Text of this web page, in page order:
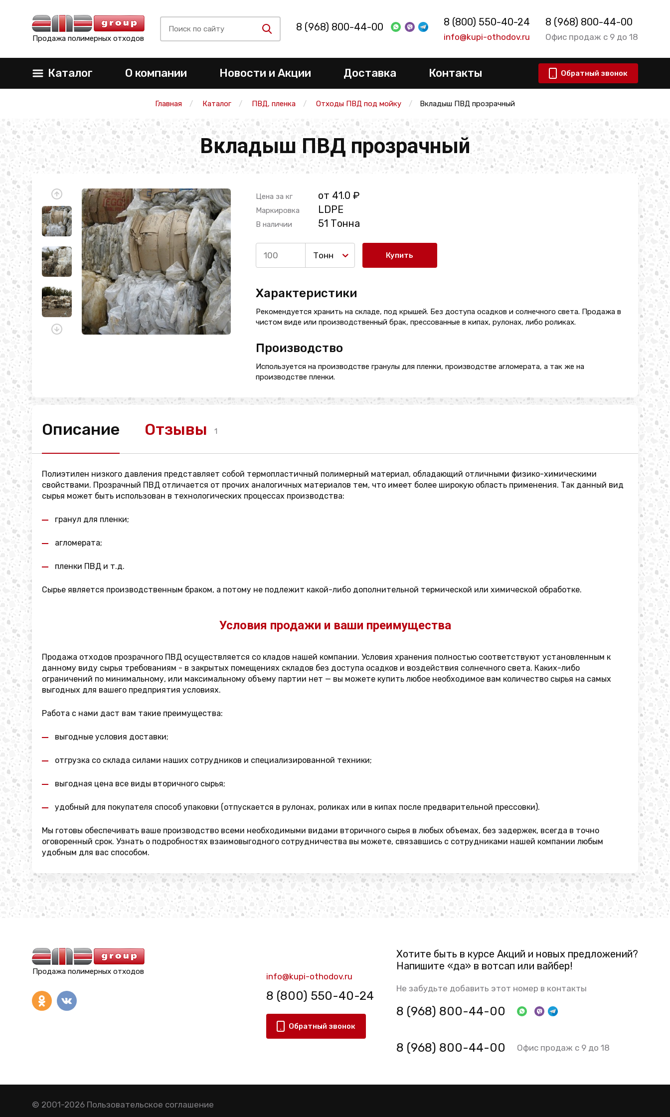
Продажа полимерных отходов
8 (968) 800-44-00 8 (800) 550-40-24
info@kupi-othodov.ru
8 (968) 800-44-00
Офис продаж с 9 до 18
Каталог О компании Новости и Акции Доставка Контакты Обратный звонок
Главная Каталог ПВД, пленка Отходы ПВД под мойку Вкладыш ПВД прозрачный
Вкладыш ПВД прозрачный
Цена за кг от 41.0 ₽
Маркировка LDPE
В наличии 51 Тонна
Тонн Купить
Характеристики
Рекомендуется хранить на складе, под крышей. Без доступа осадков и солнечного света. Продажа в
чистом виде или производственный брак, прессованные в кипах, рулонах, либо роликах.
Производство
Используется на производстве гранулы для пленки, производстве агломерата, а так же на
производстве пленки.
Описание Отзывы 1
Полиэтилен низкого давления представляет собой термопластичный полимерный материал, обладающий отличными физико-химическими
свойствами. Прозрачный ПВД отличается от прочих аналогичных материалов тем, что имеет более широкую область применения. Так данный вид
сырья может быть использован в технологических процессах производства:
гранул для пленки;
агломерата;
пленки ПВД и т.д.
Сырье является производственным браком, а потому не подлежит какой-либо дополнительной термической или химической обработке.
Условия продажи и ваши преимущества
Продажа отходов прозрачного ПВД осуществляется со кладов нашей компании. Условия хранения полностью соответствуют установленным к
данному виду сырья требованиям - в закрытых помещениях складов без доступа осадков и воздействия солнечного света. Каких-либо
ограничений по минимальному, или максимальному объему партии нет — вы можете купить любое необходимое вам количество сырья на самых
выгодных для вашего предприятия условиях.
Работа с нами даст вам такие преимущества:
выгодные условия доставки;
отгрузка со склада силами наших сотрудников и специализированной техники;
выгодная цена все виды вторичного сырья;
удобный для покупателя способ упаковки (отпускается в рулонах, роликах или в кипах после предварительной прессовки).
Мы готовы обеспечивать ваше производство всеми необходимыми видами вторичного сырья в любых объемах, без задержек, всегда в точно
оговоренный срок. Узнать о подробностях взаимовыгодного сотрудничества вы можете, связавшись с сотрудниками нашей компании любым
удобным для вас способом.
Продажа полимерных отходов info@kupi-othodov.ru
8 (800) 550-40-24
Обратный звонок
Хотите быть в курсе Акций и новых предложений?
Напишите «да» в вотсап или вайбер!
Не забудьте добавить этот номер в контакты
8 (968) 800-44-00
8 (968) 800-44-00 Офис продаж с 9 до 18
© 2001-2026 Пользовательское соглашение